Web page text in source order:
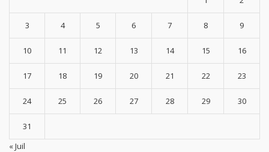
3 4 5 6 7 8 9
10 11 12 13 14 15 16
17 18 19 20 21 22 23
24 25 26 27 28 29 30
31
« Juil